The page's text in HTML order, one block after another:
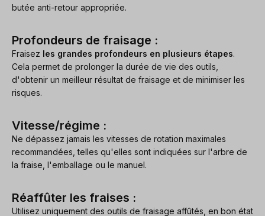
butée anti-retour appropriée.
Profondeurs de fraisage :
Fraisez les grandes profondeurs en plusieurs étapes.
Cela permet de prolonger la durée de vie des outils,
d'obtenir un meilleur résultat de fraisage et de minimiser les
risques.
Vitesse/régime :
Ne dépassez jamais les vitesses de rotation maximales
recommandées, telles qu'elles sont indiquées sur l'arbre de
la fraise, l'emballage ou le manuel.
Réaffûter les fraises :
Utilisez uniquement des outils de fraisage affûtés, en bon état